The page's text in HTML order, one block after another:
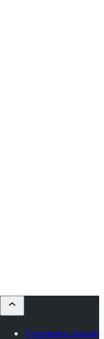
Отправить плагин